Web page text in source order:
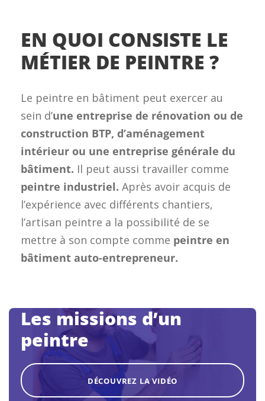
EN QUOI CONSISTE LE
MÉTIER DE PEINTRE ?
Le peintre en bâtiment peut exercer au
sein d’une entreprise de rénovation ou de
construction BTP, d’aménagement
intérieur ou une entreprise générale du
bâtiment. Il peut aussi travailler comme
peintre industriel. Après avoir acquis de
l’expérience avec différents chantiers,
l’artisan peintre a la possibilité de se
mettre à son compte comme peintre en
bâtiment auto-entrepreneur.
Les missions d’un
peintre
DÉCOUVREZ LA VIDÉO